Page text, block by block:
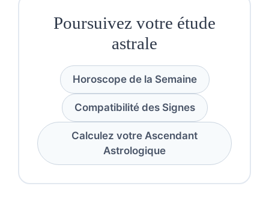
Poursuivez votre étude
astrale
Horoscope de la Semaine
Compatibilité des Signes
Calculez votre Ascendant
Astrologique